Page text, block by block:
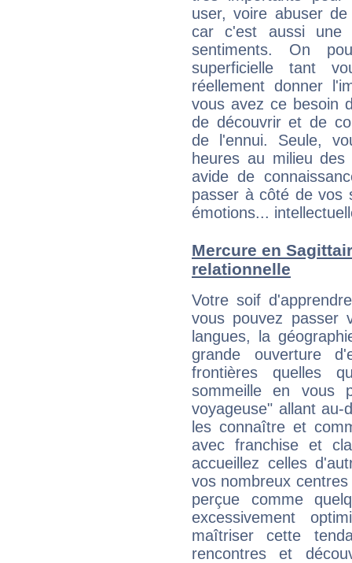
user, voire abuser
car c'est aussi une
sentiments. On
superficielle tant
réellement donner
vous avez ce besoin
de découvrir et de
de l'ennui. Seule,
heures au milieu
avide de
passer à côté de vos
émotions...
Mercure en
relationnelle
Votre soif
vous pouvez passer
langues, la
grande ouverture
frontières quelles
sommeille en vous
voyageuse" allant
les connaître et
avec franchise et
accueillez celles
vos nombreux
perçue comme
excessivement
maîtriser cette
rencontres et